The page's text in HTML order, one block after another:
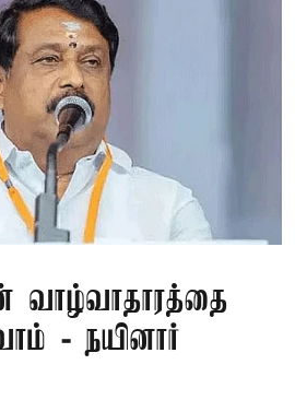
வாழ்வாதாரத்தை
- நயினார்